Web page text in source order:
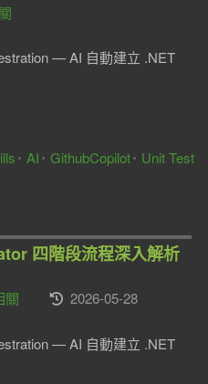
— AI 自動建立 .NET
AI GithubCopilot Unit Test
四階段流程深入解析
關 2026-05-28
— AI 自動建立 .NET